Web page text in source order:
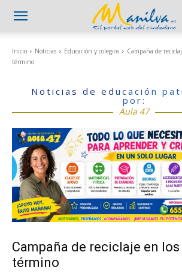
Inicio Noticias Educación y colegios
Campaña de
término
Noticias de educación
por:
Aula 47
Campaña de reciclaje en
término